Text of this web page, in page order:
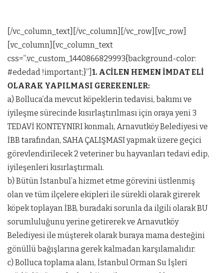
[/vc_column_text][/vc_column][/vc_row][vc_row]
[vc_column][vc_column_text
css=”.vc_custom_1440866829993{background-color:
#ededad !important;}”] 1. ACİLEN HEMEN İMDAT ELİ
OLARAK YAPILMASI GEREKENLER:
a) Bolluca’da mevcut köpeklerin tedavisi, bakımı ve
iyileşme sürecinde kısırlaştırılması için oraya yeni 3
TEDAVİ KONTEYNIRI konmalı, Arnavutköy Belediyesi ve
İBB tarafından, SAHA ÇALIŞMASI yapmak üzere geçici
görevlendirilecek 2 veteriner bu hayvanları tedavi edip,
iyileşenleri kısırlaştırmalı.
b) Bütün İstanbul’a hizmet etme görevini üstlenmiş
olan ve tüm ilçelere ekipleri ile sürekli olarak girerek
köpek toplayan İBB, buradaki sorunla da ilgili olarak BU
sorumluluğunu yerine getirerek ve Arnavutköy
Belediyesi ile müşterek olarak buraya mama desteğini
gönüllü bağışlarına gerek kalmadan karşılamalıdır.
c) Bolluca toplama alanı, İstanbul Orman Su İşleri